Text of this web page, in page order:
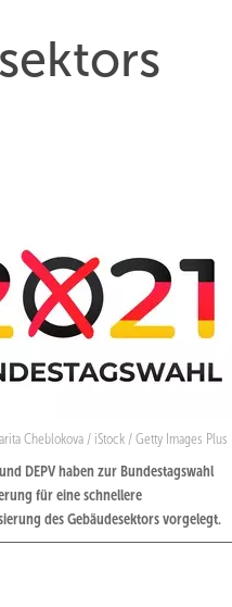
Cheblokova / iStock / Getty Images Plus
und DEPV haben zur Bundestagswahl
für eine schnellere
des Gebäudesektors vorgelegt.